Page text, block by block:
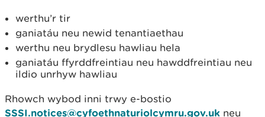
werthu’r tir
ganiatáu neu newid tenantiaethau
werthu neu brydlesu hawliau hela
ganiatáu ffyrddfreintiau neu hawddfreintiau neu
ildio unrhyw hawliau
Rhowch wybod inni trwy e-bostio
SSSI.notices@cyfoethnaturiolcymru.gov.uk neu